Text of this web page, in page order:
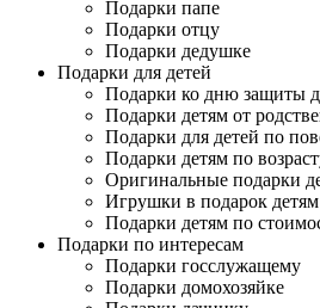
Подарки папе
Подарки отцу
Подарки дедушке
Подарки для детей
Подарки ко дню защиты
Подарки детям от
Подарки для детей по
Подарки детям по
Оригинальные подарки
Игрушки в подарок детям
Подарки детям по
Подарки по интересам
Подарки госслужащему
Подарки домохозяйке